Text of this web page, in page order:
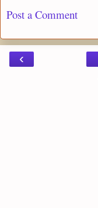
Post a Comment
‹